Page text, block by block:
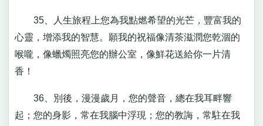
35、人生旅程上您為我點燃希望的光芒，豐富我的
心靈，增添我的智慧。願我的祝福像清茶滋潤您乾涸的
喉嚨，像蠟燭照亮您的辦公室，像鮮花送給你一片清
香！
36、別後，漫漫歲月，您的聲音，總在我耳畔響
起；您的身影，常在我腦中浮現；您的教誨，常駐在我